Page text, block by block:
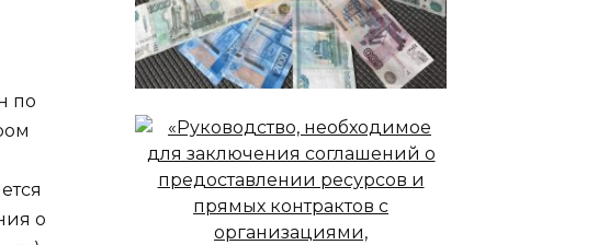
по
о